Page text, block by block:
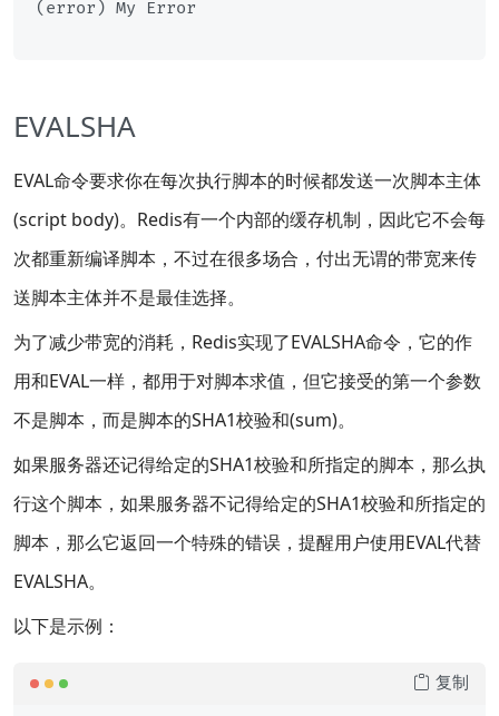
EVALSHA
EVAL命令要求你在每次执行脚本的时候都发送一次脚本主体
(script body)。Redis有一个内部的缓存机制，因此它不会每
次都重新编译脚本，不过在很多场合，付出无谓的带宽来传
送脚本主体并不是最佳选择。
为了减少带宽的消耗，Redis实现了EVALSHA命令，它的作
用和EVAL一样，都用于对脚本求值，但它接受的第一个参数
不是脚本，而是脚本的SHA1校验和(sum)。
如果服务器还记得给定的SHA1校验和所指定的脚本，那么执
行这个脚本，如果服务器不记得给定的SHA1校验和所指定的
脚本，那么它返回一个特殊的错误，提醒用户使用EVAL代替
EVALSHA。
以下是示例：
复制